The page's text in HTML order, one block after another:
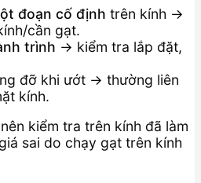
đoạn cố định trên kính →
cần gạt.
trình → kiểm tra lắp đặt,
đỡ khi ướt → thường liên
kính.
kiểm tra trên kính đã làm
sai do chạy gạt trên kính